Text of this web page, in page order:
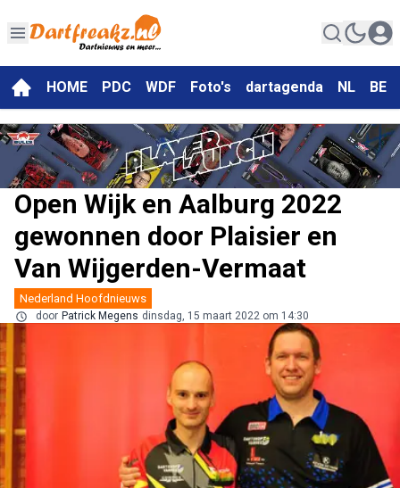
HOME PDC WDF Foto's dartagenda NL BE
Open Wijk en Aalburg 2022
gewonnen door Plaisier en
Van Wijgerden-Vermaat
Nederland Hoofdnieuws
door Patrick Megens dinsdag, 15 maart 2022 om 14:30